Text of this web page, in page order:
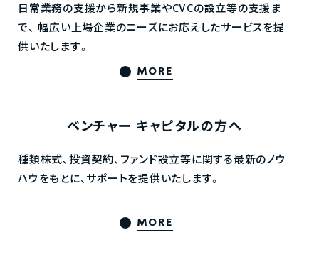
日常業務の支援から新規事業やCVCの設立等の支援ま
で、 幅広い上場企業のニーズにお応えしたサービスを提
供いたします。
MORE
ベンチャー キャピタルの方へ
種類株式、投資契約、ファンド設立等に関する最新のノウ
ハウをもとに、サポートを提供いたします。
MORE